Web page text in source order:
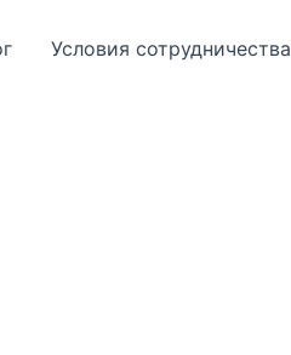
Условия сотрудничества